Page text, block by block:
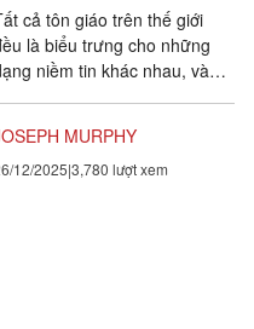
cả tôn giáo trên thế giới
là biểu trưng cho những
niềm tin khác nhau, và
MURPHY
12/2025 3,780 lượt xem